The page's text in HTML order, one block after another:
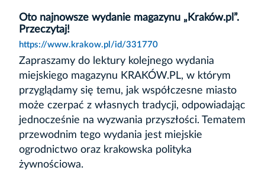
Oto najnowsze wydanie magazynu „Kraków.pl”.
Przeczytaj!
https://www.krakow.pl/id/331770
Zapraszamy do lektury kolejnego wydania
miejskiego magazynu KRAKÓW.PL, w którym
przyglądamy się temu, jak współczesne miasto
może czerpać z własnych tradycji, odpowiadając
jednocześnie na wyzwania przyszłości. Tematem
przewodnim tego wydania jest miejskie
ogrodnictwo oraz krakowska polityka
żywnościowa.